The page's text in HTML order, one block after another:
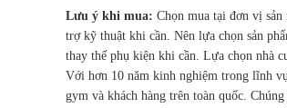
Lưu ý khi mua: Chọn mua tại đơn vị
trợ kỹ thuật khi cần. Nên lựa chọn sản
thay thế phụ kiện khi cần. Lựa chọn nhà
Với hơn 10 năm kinh nghiệm trong lĩnh
gym và khách hàng trên toàn quốc.